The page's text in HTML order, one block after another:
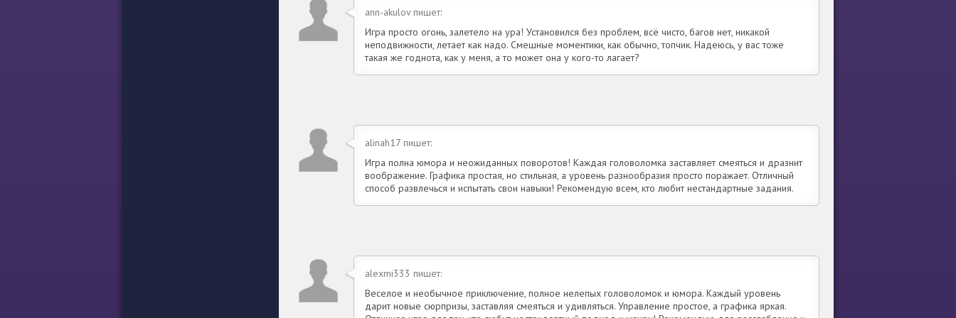
ann-akulov пишет:
Игра просто огонь, залетело на ура! Установился без проблем, всё чисто, багов нет, никакой
неподвижности, летает как надо. Смешные моментики, как обычно, топчик. Надеюсь, у вас тоже
такая же годнота, как у меня, а то может она у кого-то лагает?
alinah17 пишет:
Игра полна юмора и неожиданных поворотов! Каждая головоломка заставляет смеяться и дразнит
воображение. Графика простая, но стильная, а уровень разнообразия просто поражает. Отличный
способ развлечься и испытать свои навыки! Рекомендую всем, кто любит нестандартные задания.
alexmi333 пишет:
Веселое и необычное приключение, полное нелепых головоломок и юмора. Каждый уровень
дарит новые сюрпризы, заставляя смеяться и удивляться. Управление простое, а графика яркая.